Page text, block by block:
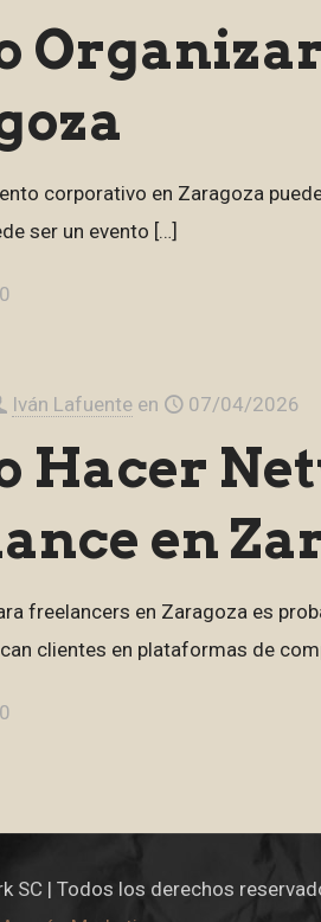
corporativo en Zaragoza
ser un evento […]
0
Iván Lafuente en 07/04/2026
Hacer
en
freelancers en Zaragoza es
clientes en plataformas de
0
SC | Todos los derechos